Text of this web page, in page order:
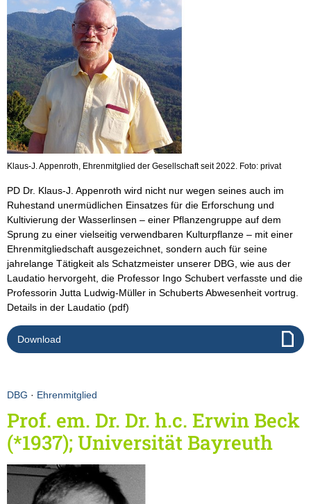
Klaus-J. Appenroth, Ehrenmitglied der Gesellschaft seit 2022. Foto: privat
PD Dr. Klaus-J. Appenroth wird nicht nur wegen seines auch im
Ruhestand unermüdlichen Einsatzes für die Erforschung und
Kultivierung der Wasserlinsen – einer Pflanzengruppe auf dem
Sprung zu einer vielseitig verwendbaren Kulturpflanze – mit einer
Ehrenmitgliedschaft ausgezeichnet, sondern auch für seine
jahrelange Tätigkeit als Schatzmeister unserer DBG, wie aus der
Laudatio hervorgeht, die Professor Ingo Schubert verfasste und die
Professorin Jutta Ludwig-Müller in Schuberts Abwesenheit vortrug.
Details in der Laudatio (pdf)
Download
DBG · Ehrenmitglied
Prof. em. Dr. Dr. h.c. Erwin Beck
(*1937); Universität Bayreuth